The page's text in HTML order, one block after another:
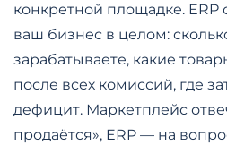
конкретной площадке.
ваш бизнес в целом:
зарабатываете, какие
после всех комиссий, где
дефицит. Маркетплейс
продаётся», ERP — на